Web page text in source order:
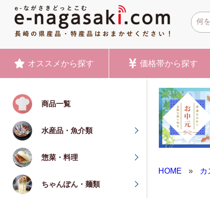
オススメ から探す 価格帯から探す
商品一覧
水産品・魚介類
惣菜・料理
ちゃんぽん・麺類
HOME » カ